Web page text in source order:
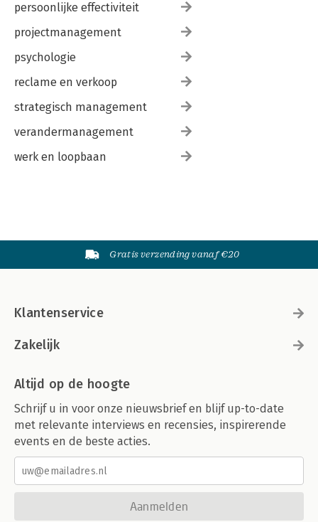
persoonlijke effectiviteit
projectmanagement
psychologie
reclame en verkoop
strategisch management
verandermanagement
werk en loopbaan
Gratis verzending vanaf €20
Klantenservice
Zakelijk
Altijd op de hoogte
Schrijf u in voor onze nieuwsbrief en blijf up-to-date
met relevante interviews en recensies, inspirerende
events en de beste acties.
Aanmelden